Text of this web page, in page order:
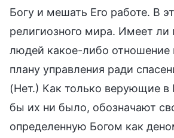
Богу и мешать Его работе. В
религиозного мира. Имеет ли
людей какое-либо
плану управления ради
(Нет.) Как только верующие в
бы их ни было, обозначают
определенную Богом как